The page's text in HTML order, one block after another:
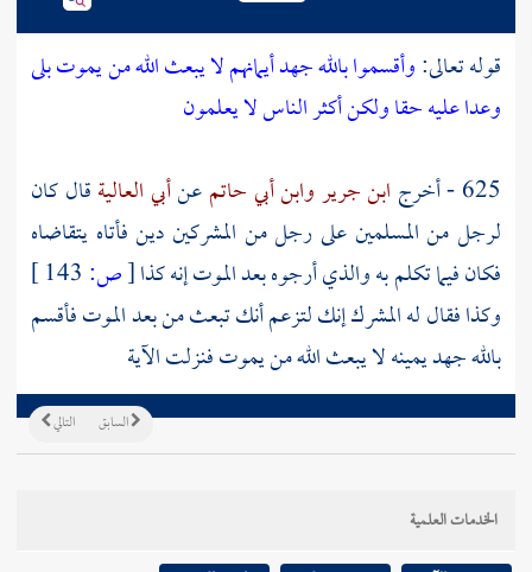
قوله تعالى:وأقسموا بالله جهد أيمانهم لا يبعث الله من يموت بلى
وعدا عليه حقا ولكن أكثر الناس لا يعلمون
625 - أخرج
ابن جريروابن أبي حاتمعنأبي العاليةقال كان
لرجل من المسلمين على رجل من المشركين دين فأتاه يتقاضاه
فكان فيما تكلم به والذي أرجوه بعد الموت إنه كذا[ص:
وكذا فقال له المشرك إنك لتزعم أنك تبعث من بعد الموت فأقسم
بالله جهد يمينه لا يبعث الله من يموت فنزلت الآية
التالي السابق
الخدمات العلمية